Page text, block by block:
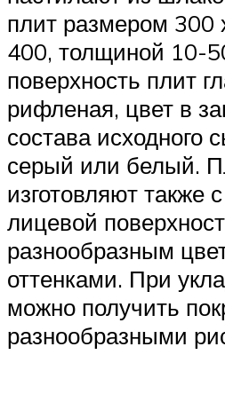
плит размером 300
400, толщиной 10-
поверхность плит
рифленая, цвет в
состава исходного
серый или белый.
изготовляют также
лицевой
разнообразным
оттенками. При
можно получить
разнообразными